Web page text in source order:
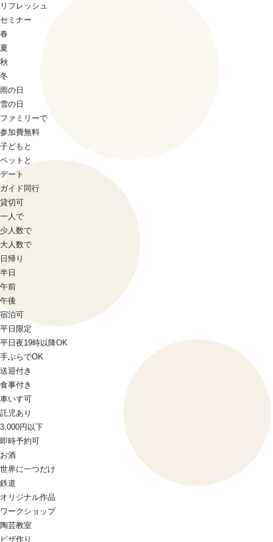
リフレッシュ
セミナー
春
夏
秋
冬
雨の日
雪の日
ファミリーで
参加費無料
子どもと
ペットと
デート
ガイド同行
貸切可
一人で
少人数で
大人数で
日帰り
半日
午前
午後
宿泊可
平日限定
平日夜19時以降OK
手ぶらでOK
送迎付き
食事付き
車いす可
託児あり
3,000円以下
即時予約可
お酒
世界に一つだけ
鉄道
オリジナル作品
ワークショップ
陶芸教室
ピザ作り